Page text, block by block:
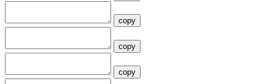
copy
copy
copy